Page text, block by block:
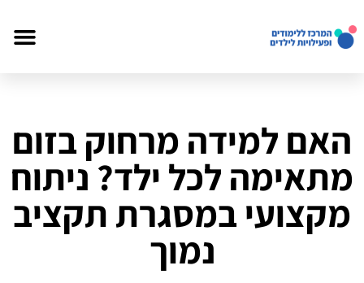
האם למידה מרחוק בזום
מתאימה לכל ילד? ניתוח
מקצועי במסגרת תקציב
נמוך